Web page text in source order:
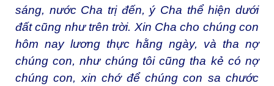
sáng, nước Cha trị đến, ý Cha thể hiện dưới
đất cũng như trên trời. Xin Cha cho chúng con
hôm nay lương thực hằng ngày, và tha nợ
chúng con, như chúng tôi cũng tha kẻ có nợ
chúng con, xin chớ để chúng con sa chước